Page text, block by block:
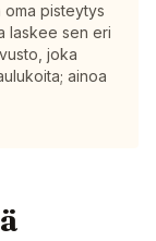
oma pisteytys
laskee sen eri
joka
ainoa